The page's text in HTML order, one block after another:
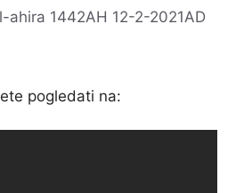
1442AH 12-2-2021AD
pogledati na: